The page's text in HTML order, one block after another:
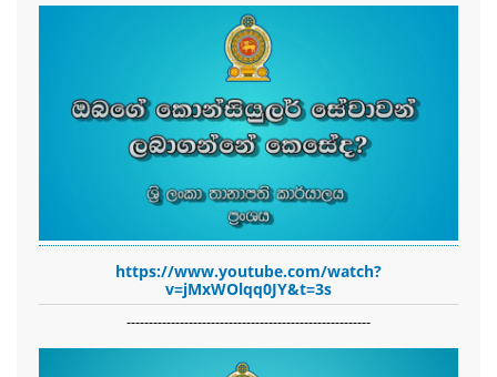
https://www.youtube.com/watch?
v=jMxWOlqq0JY&t=3s
-------------------------------------------------------